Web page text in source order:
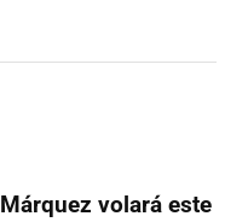
Márquez volará este